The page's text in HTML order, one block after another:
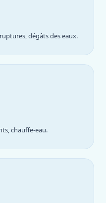
dégâts des eaux.
chauffe-eau.